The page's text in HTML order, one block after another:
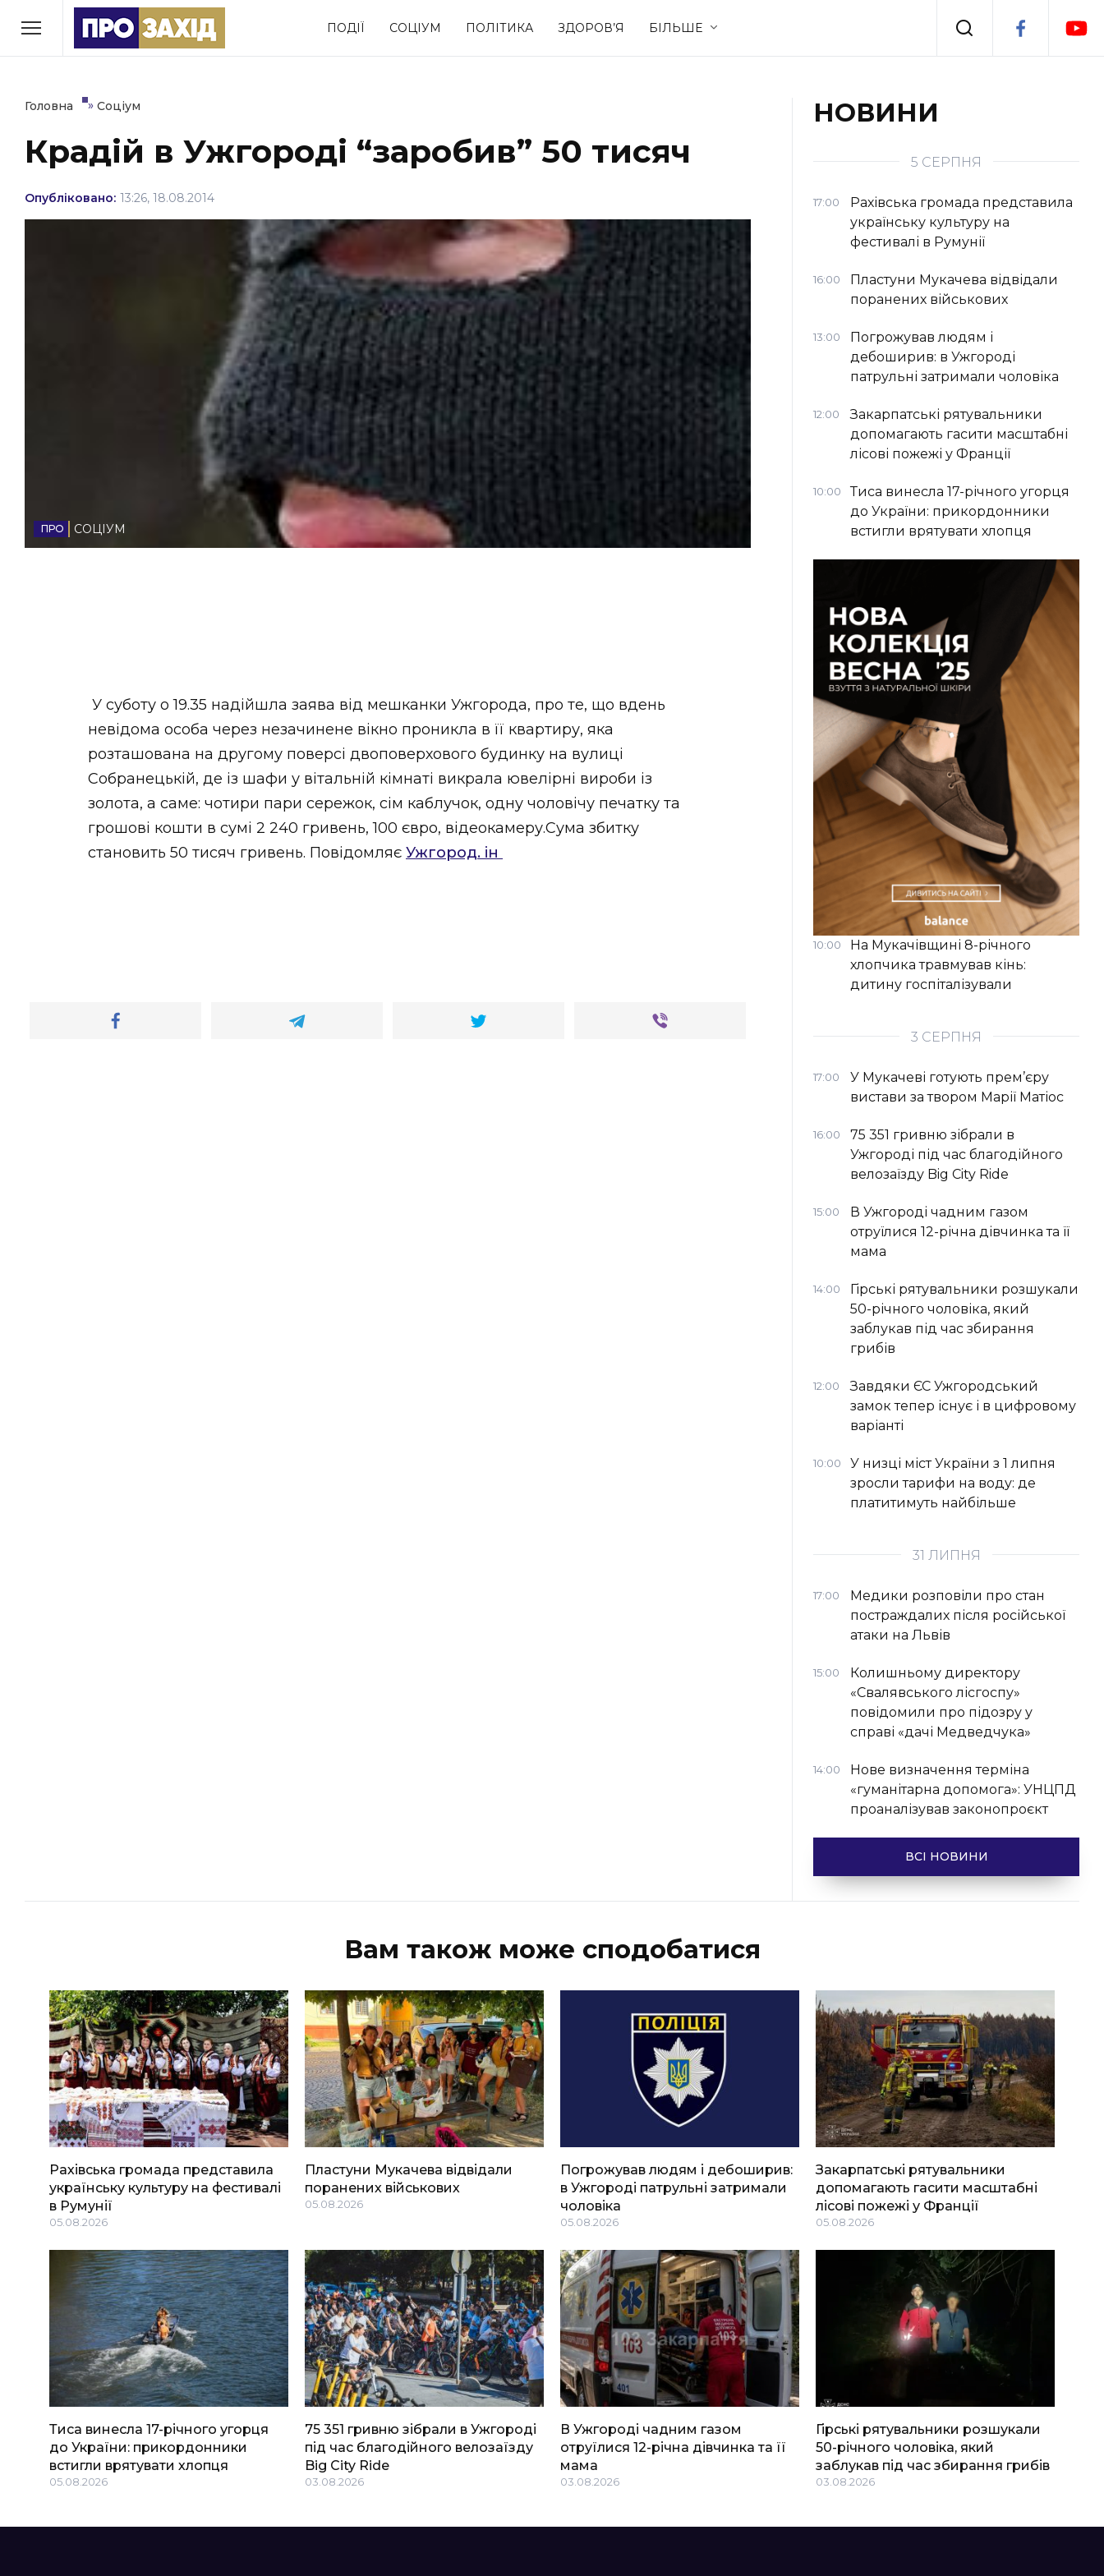
ПОДІЇ СОЦІУМ ПОЛІТИКА ЗДОРОВ’Я БІЛЬШЕ
РУБРИКИ
Економіка Події
Політика Соціум Спорт Стиль життя
(відеоверсія)
ЗАКАРПАТСЬКІ НОВИНИ
НОВИНИ ЗАХІДНОЇ УКРАЇНИ
Головна » Соціум
Крадій в Ужгороді “заробив” 50 тисяч
Опубліковано: 13:26, 18.08.2014
СОЦІУМ
У суботу о 19.35 надійшла заява від мешканки Ужгорода, про те, що вдень
невідома особа через незачинене вікно проникла в її квартиру, яка
розташована на другому поверсі двоповерхового будинку на вулиці
Собранецькій, де із шафи у вітальній кімнаті викрала ювелірні вироби із
золота, а саме: чотири пари сережок, сім каблучок, одну чоловічу печатку та
грошові кошти в сумі 2 240 гривень, 100 євро, відеокамеру.Сума збитку
становить 50 тисяч гривень. Повідомляє Ужгород. ін
НОВИНИ
5 СЕРПНЯ
17:00
Рахівська громада представила
українську культуру на
фестивалі в Румунії
16:00
Пластуни Мукачева відвідали
поранених військових
13:00
Погрожував людям і
дебоширив: в Ужгороді
патрульні затримали чоловіка
12:00
Закарпатські рятувальники
допомагають гасити масштабні
лісові пожежі у Франції
10:00
Тиса винесла 17-річного угорця
до України: прикордонники
встигли врятувати хлопця
10:00
На Мукачівщині 8-річного
хлопчика травмував кінь:
дитину госпіталізували
3 СЕРПНЯ
17:00
У Мукачеві готують прем’єру
вистави за твором Марії Матіос
16:00
75 351 гривню зібрали в
Ужгороді під час благодійного
велозаїзду Big Сity Ride
15:00
В Ужгороді чадним газом
отруїлися 12-річна дівчинка та її
мама
14:00
Гірські рятувальники розшукали
50-річного чоловіка, який
заблукав під час збирання
грибів
12:00
Завдяки ЄС Ужгородський
замок тепер існує і в цифровому
варіанті
10:00
У низці міст України з 1 липня
зросли тарифи на воду: де
платитимуть найбільше
31 ЛИПНЯ
17:00
Медики розповіли про стан
постраждалих після російської
атаки на Львів
15:00
Колишньому директору
«Свалявського лісгоспу»
повідомили про підозру у
справі «дачі Медведчука»
14:00
Нове визначення терміна
«гуманітарна допомога»: УНЦПД
проаналізував законопроєкт
ВСІ НОВИНИ
Вам також може сподобатися
Рахівська громада представила
українську культуру на фестивалі
в Румунії
05.08.2026
Пластуни Мукачева відвідали
поранених військових
05.08.2026
Погрожував людям і дебоширив:
в Ужгороді патрульні затримали
чоловіка
05.08.2026
Закарпатські рятувальники
допомагають гасити масштабні
лісові пожежі у Франції
05.08.2026
Тиса винесла 17-річного угорця
до України: прикордонники
встигли врятувати хлопця
05.08.2026
75 351 гривню зібрали в Ужгороді
під час благодійного велозаїзду
Big Сity Ride
03.08.2026
В Ужгороді чадним газом
отруїлися 12-річна дівчинка та її
мама
03.08.2026
Гірські рятувальники розшукали
50-річного чоловіка, який
заблукав під час збирання грибів
03.08.2026